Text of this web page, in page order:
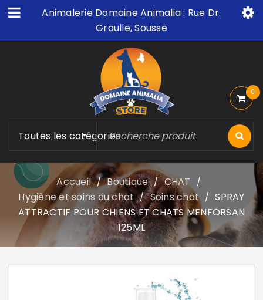
Animalerie Domaine Animalia : Rue Dr.
Graulle, Sousse
Toutes les catégories
0
Accueil / Boutique / CHAT /
Hygiène et soins du chat / Soins chat / SPRAY
ATTRACTIF POUR CHIENS ET CHATS MENFORSAN
125ML